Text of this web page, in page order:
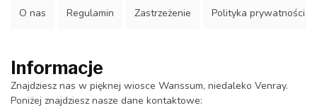
O nas Regulamin Zastrzeżenie Polityka prywatności
Informacje
Znajdziesz nas w pięknej wiosce Wanssum, niedaleko Venray.
Poniżej znajdziesz nasze dane kontaktowe: